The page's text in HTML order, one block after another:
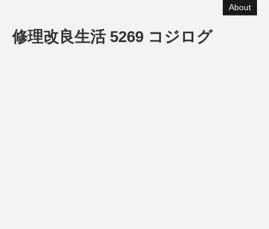
About
修理改良生活 5269 コジログ